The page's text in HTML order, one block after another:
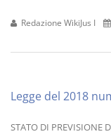
Redazione WikiJus I
Legge del 2018
STATO DI PREVISIONE